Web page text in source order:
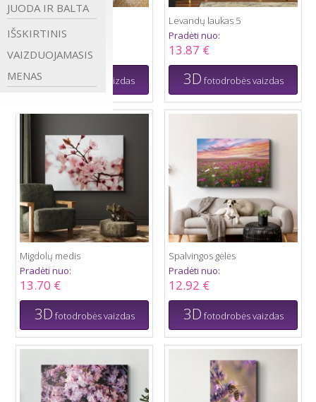
JUODA IR BALTA
IŠSKIRTINIS
VAIZDUOJAMASIS
MENAS
Levandos
Pradėti nuo:
12.92 €
3D fotodrobės vaizdas
Levandų laukas 5
Pradėti nuo:
13.87 €
3D fotodrobės vaizdas
Migdolų medis
Pradėti nuo:
13.70 €
3D fotodrobės vaizdas
Spalvingos gėlės
Pradėti nuo:
12.92 €
3D fotodrobės vaizdas